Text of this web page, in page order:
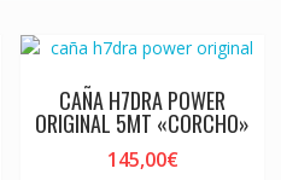
CAÑA H7DRA POWER
ORIGINAL 5MT «CORCHO»
145,00€